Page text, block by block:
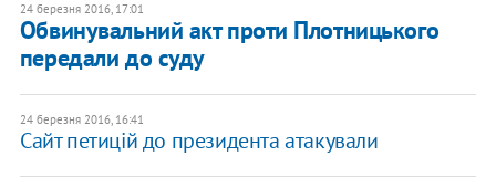
24 березня 2016, 17:01
Обвинувальний акт проти Плотницького
передали до суду
24 березня 2016, 16:41
Сайт петицій до президента атакували